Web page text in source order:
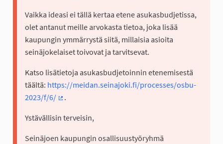
Vaikka ideasi ei tällä kertaa etene asukasbudjetissa,
olet antanut meille arvokasta tietoa, joka lisää
kaupungin ymmärrystä siitä, millaisia asioita
seinäjokelaiset toivovat ja tarvitsevat.
Katso lisätietoja asukasbudjetoinnin etenemisestä
täältä: https://meidan.seinajoki.fi/processes/osbu-
2023/f/6/
.
Ystävällisin terveisin,
Seinäjoen kaupungin osallisuustyöryhmä